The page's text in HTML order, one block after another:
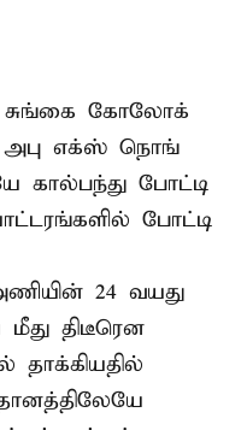
கோலோக்
அபு எக்ஸ் நொங்
கால்பந்து போட்டி
போட்டி
24 வயது
திடீரென
தாக்கியதில்